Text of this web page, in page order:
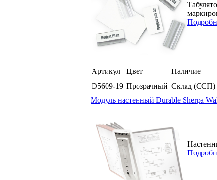
Артикул Цвет
Наличие
D5609-19 Прозрачный Склад (ССП)
Модуль настенный Durable Sherpa